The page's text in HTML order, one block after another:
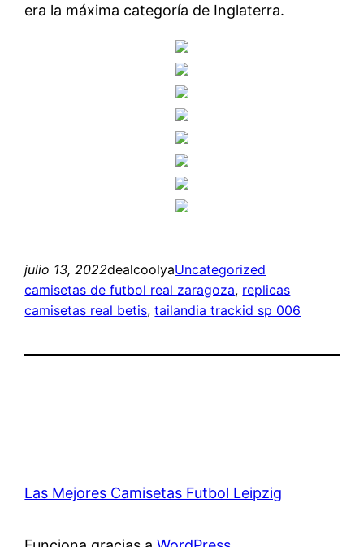
era la máxima categoría de Inglaterra.
julio 13, 2022dealcoolyaUncategorized
camisetas de futbol real zaragoza, replicas
camisetas real betis, tailandia trackid sp 006
Las Mejores Camisetas Futbol Leipzig